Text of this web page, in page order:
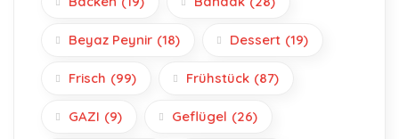
Beyaz Peynir (18) Dessert (19)
Frisch (99) Frühstück (87)
GAZI (9) Geflügel (26)